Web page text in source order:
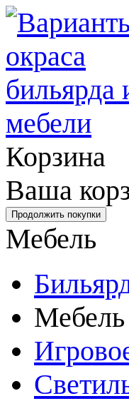
Корзина
Ваша
Мебель
Мебель